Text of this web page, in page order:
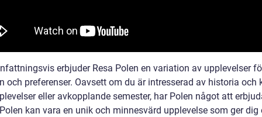
erbjuder Resa Polen en variation av upplevelser
och preferenser. Oavsett om du är intresserad av historia och
eller avkopplande semester, har Polen något att
kan vara en unik och minnesvärd upplevelse som ger dig